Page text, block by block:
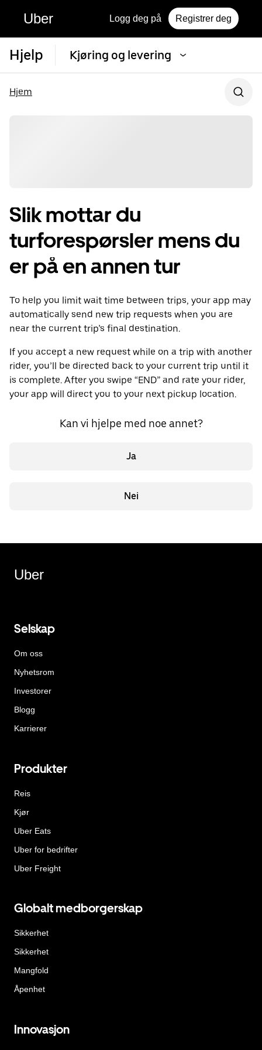
Uber Logg deg på Registrer deg
Hjelp Kjøring og levering
Hjem
Slik mottar du
turforespørsler mens du
er på en annen tur
To help you limit wait time between trips, your app may
automatically send new trip requests when you are
near the current trip’s final destination.
If you accept a new request while on a trip with another
rider, you’ll be directed back to your current trip until it
is complete. After you swipe “END” and rate your rider,
your app will direct you to your next pickup location.
Kan vi hjelpe med noe annet?
Ja
Nei
Uber
Selskap
Om oss
Nyhetsrom
Investorer
Blogg
Karrierer
Produkter
Reis
Kjør
Uber Eats
Uber for bedrifter
Uber Freight
Globalt medborgerskap
Sikkerhet
Sikkerhet
Mangfold
Åpenhet
Innovasjon